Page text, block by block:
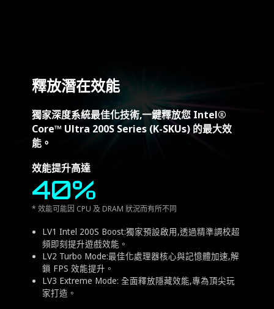
釋放潛在效能
獨家深度系統最佳化技術,一鍵釋放您 Intel®
Core™ Ultra 200S Series (K-SKUs) 的最大效
能。
效能提升高達
40%
* 效能可能因 CPU 及 DRAM 狀況而有所不同
LV1 Intel 200S Boost:獨家預設啟用,透過精準調校超
頻即刻提升遊戲效能。
LV2 Turbo Mode:最佳化處理器核心與記憶體加速,解
鎖 FPS 效能提升。
LV3 Extreme Mode: 全面釋放隱藏效能,專為頂尖玩
家打造。